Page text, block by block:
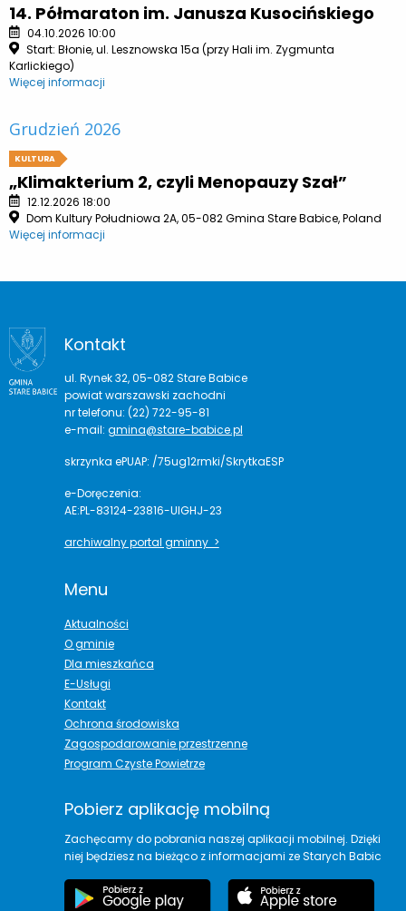
14. Półmaraton im. Janusza Kusocińskiego
04.10.2026 10:00
Start: Błonie, ul. Lesznowska 15a (przy Hali im. Zygmunta
Karlickiego)
Więcej informacji
Grudzień 2026
KULTURA
„Klimakterium 2, czyli Menopauzy Szał”
12.12.2026 18:00
Dom Kultury Południowa 2A, 05-082 Gmina Stare Babice, Poland
Więcej informacji
Kontakt
ul. Rynek 32, 05-082 Stare Babice
powiat warszawski zachodni
nr telefonu: (22) 722-95-81
e-mail: gmina@stare-babice.pl
skrzynka ePUAP: /75ug12rmki/SkrytkaESP
e-Doręczenia:
AE:PL-83124-23816-UIGHJ-23
archiwalny portal gminny >
Menu
Aktualności
O gminie
Dla mieszkańca
E-Usługi
Kontakt
Ochrona środowiska
Zagospodarowanie przestrzenne
Program Czyste Powietrze
Pobierz aplikację mobilną
Zachęcamy do pobrania naszej aplikacji mobilnej. Dzięki
niej będziesz na bieżąco z informacjami ze Starych Babic